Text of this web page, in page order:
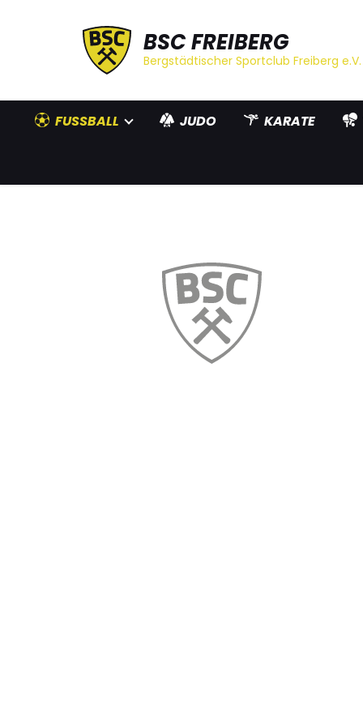
BSC FREIBERG
Bergstädtischer Sportclub Freiberg e.V.
FUSSBALL JUDO KARATE